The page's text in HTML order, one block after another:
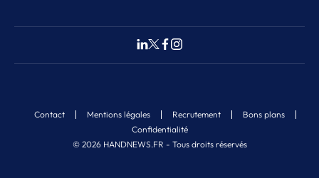
© 2026 HANDNEWS.FR - Tous droits réservés
Contact Mentions légales Recrutement
Bons plans
Confidentialité